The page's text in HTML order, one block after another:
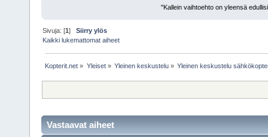
"Kallein vaihtoehto on yleensä
Sivuja: [1]Siirry ylös
Kaikki lukemattomat aiheet
Kopterit.net » Yleiset» Yleinen keskustelu» Yleinen keskustelu
Vastaavat aiheet